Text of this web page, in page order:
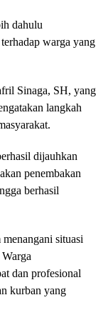
dahulu
warga yang
Sinaga, SH, yang
langkah
dijauhkan
penembakan
berhasil
situasi
dan profesional
kurban yang